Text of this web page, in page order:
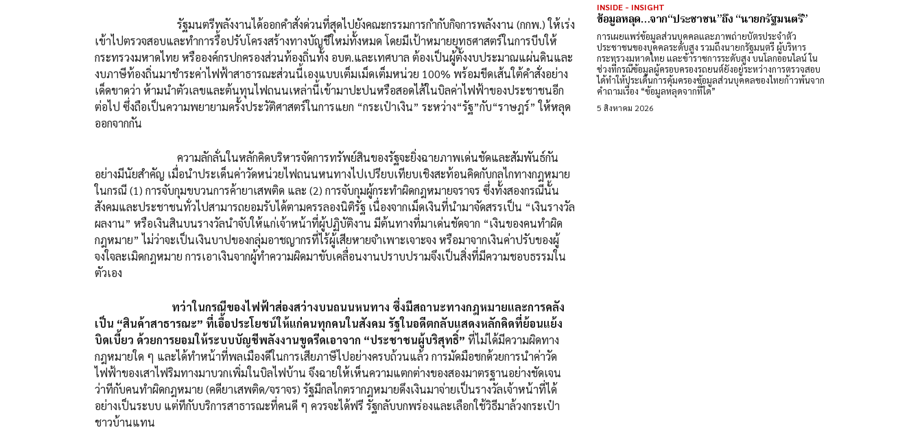
รัฐมนตรีพลังงานได้ออกคำสั่งด่วนที่สุดไปยังคณะกรรมการกำกับกิจการพลังงาน (กกพ.) ให้เร่ง
เข้าไปตรวจสอบและทำการรื้อปรับโครงสร้างทางบัญชีใหม่ทั้งหมด โดยมีเป้าหมายยุทธศาสตร์ในการบีบให้
กระทรวงมหาดไทย หรือองค์กรปกครองส่วนท้องถิ่นทั้ง อบต.และเทศบาล ต้องเป็นผู้ตั้งงบประมาณแผ่นดินและ
งบภาษีท้องถิ่นมาชำระค่าไฟฟ้าสาธารณะส่วนนี้เองแบบเต็มเม็ดเต็มหน่วย 100% พร้อมขีดเส้นใต้คำสั่งอย่าง
เด็ดขาดว่า ห้ามนำตัวเลขและต้นทุนไฟถนนเหล่านี้เข้ามาปะปนหรือสอดไส้ในบิลค่าไฟฟ้าของประชาชนอีก
ต่อไป ซึ่งถือเป็นความพยายามครั้งประวัติศาสตร์ในการแยก “กระเป๋าเงิน” ระหว่าง“รัฐ”กับ“ราษฎร์” ให้หลุด
ออกจากกัน
ความลักลั่นในหลักคิดบริหารจัดการทรัพย์สินของรัฐจะยิ่งฉายภาพเด่นชัดและสัมพันธ์กัน
อย่างมีนัยสำคัญ เมื่อนำประเด็นค่าวัดหน่วยไฟถนนหนทางไปเปรียบเทียบเชิงสะท้อนคิดกับกลไกทางกฎหมาย
ในกรณี (1) การจับกุมขบวนการค้ายาเสพติด และ (2) การจับกุมผู้กระทำผิดกฎหมายจราจร ซึ่งทั้งสองกรณีนั้น
สังคมและประชาชนทั่วไปสามารถยอมรับได้ตามครรลองนิติรัฐ เนื่องจากเม็ดเงินที่นำมาจัดสรรเป็น “เงินรางวัล
ผลงาน” หรือเงินสินบนรางวัลนำจับให้แก่เจ้าหน้าที่ผู้ปฏิบัติงาน มีต้นทางที่มาเด่นชัดจาก “เงินของคนทำผิด
กฎหมาย” ไม่ว่าจะเป็นเงินบาปของกลุ่มอาชญากรที่ไร้ผู้เสียหายจำเพาะเจาะจง หรือมาจากเงินค่าปรับของผู้
จงใจละเมิดกฎหมาย การเอาเงินจากผู้ทำความผิดมาขับเคลื่อนงานปราบปรามจึงเป็นสิ่งที่มีความชอบธรรมใน
ตัวเอง
ทว่าในกรณีของไฟฟ้าส่องสว่างบนถนนหนทาง ซึ่งมีสถานะทางกฎหมายและการคลัง
เป็น “สินค้าสาธารณะ” ที่เอื้อประโยชน์ให้แก่คนทุกคนในสังคม รัฐในอดีตกลับแสดงหลักคิดที่ย้อนแย้ง
บิดเบี้ยว ด้วยการยอมให้ระบบบัญชีพลังงานขูดรีดเอาจาก “ประชาชนผู้บริสุทธิ์” ที่ไม่ได้มีความผิดทาง
กฎหมายใด ๆ และได้ทำหน้าที่พลเมืองดีในการเสียภาษีไปอย่างครบถ้วนแล้ว การมัดมือชกด้วยการนำค่าวัด
ไฟฟ้าของเสาไฟริมทางมาบวกเพิ่มในบิลไฟบ้าน จึงฉายให้เห็นความแตกต่างของสองมาตรฐานอย่างชัดเจน
ว่าทีกับคนทำผิดกฎหมาย (คดียาเสพติด/จราจร) รัฐมีกลไกตรากฎหมายดึงเงินมาจ่ายเป็นรางวัลเจ้าหน้าที่ได้
อย่างเป็นระบบ แต่ทีกับบริการสาธารณะที่คนดี ๆ ควรจะได้ฟรี รัฐกลับบกพร่องและเลือกใช้วิธีมาล้วงกระเป๋า
ชาวบ้านแทน
INSIDE - INSIGHT
ข้อมูลหลุด…จาก“ประชาชน”ถึง “นายกรัฐมนตรี”
การเผยแพร่ข้อมูลส่วนบุคคลและภาพถ่ายบัตรประจำตัว
ประชาชนของบุคคลระดับสูง รวมถึงนายกรัฐมนตรี ผู้บริหาร
กระทรวงมหาดไทย และข้าราชการระดับสูง บนโลกออนไลน์ ใน
ช่วงที่กรณีข้อมูลผู้ครอบครองรถยนต์ยังอยู่ระหว่างการตรวจสอบ
ได้ทำให้ประเด็นการคุ้มครองข้อมูลส่วนบุคคลของไทยก้าวพ้นจาก
คำถามเรื่อง “ข้อมูลหลุดจากที่ใด”
5 สิงหาคม 2026